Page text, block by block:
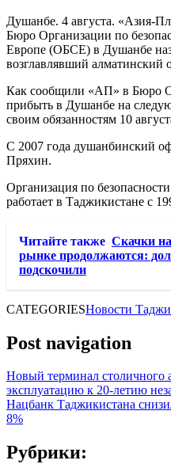
Душанбе. 4 августа. «Азия-
Бюро Организации по
Европе (ОБСЕ) в Душанбе
возглавлявший алматинский
Как сообщили «АП» в Бюро
прибыть в Душанбе на
своим обязанностям 10
С 2007 года душанбинский
Пряхин.
Организация по
работает в Таджикистане с
Читайте также Скачки
рынке продолжаются:
подскочили
CATEGORIESНовости
Post navigation
Новый терминал столичного
эксплуатацию к 20-летию
Нацбанк Таджикистана
8%
Рубрики: